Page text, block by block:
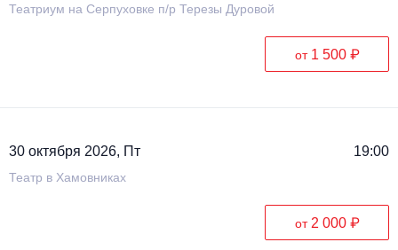
Театриум на Серпуховке п/р Терезы Дуровой
от 1 500 ₽
30 октября 2026, Пт 19:00
Театр в Хамовниках
от 2 000 ₽